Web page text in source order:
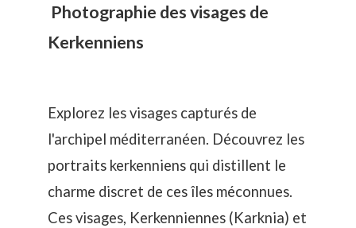
Photographie des visages de
Kerkenniens
Explorez les visages capturés de
l'archipel méditerranéen. Découvrez les
portraits kerkenniens qui distillent le
charme discret de ces îles méconnues.
Ces visages, Kerkenniennes (Karknia) et